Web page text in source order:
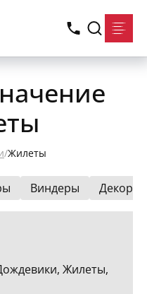
/Жилеты
Виндеры
Жилеты,